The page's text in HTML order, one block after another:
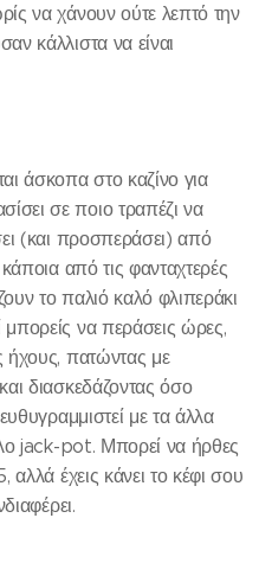
να χάνουν ούτε λεπτό την
κάλλιστα να είναι
άσκοπα στο καζίνο για
σε ποιο τραπέζι να
(και προσπεράσει) από
από τις φανταχτερές
το παλιό καλό φλιπεράκι
να περάσεις ώρες,
ήχους, πατώντας με
διασκεδάζοντας όσο
με τα άλλα
jack-pot. Μπορεί να ήρθες
έχεις κάνει το κέφι σου